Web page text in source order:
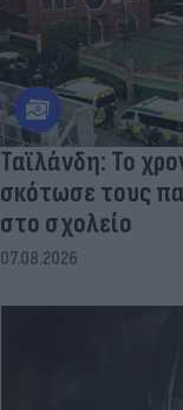
Ταϊλάνδη: Το
σκότωσε τους
στο σχολείο
07.08.2026